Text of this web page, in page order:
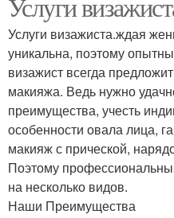
Услуги
Услуги визажиста.ждая
уникальна, поэтому
визажист всегда
макияжа. Ведь нужно
преимущества, учесть
особенности овала лица,
макияж с прической,
Поэтому
на несколько видов.
Наши Преимущества